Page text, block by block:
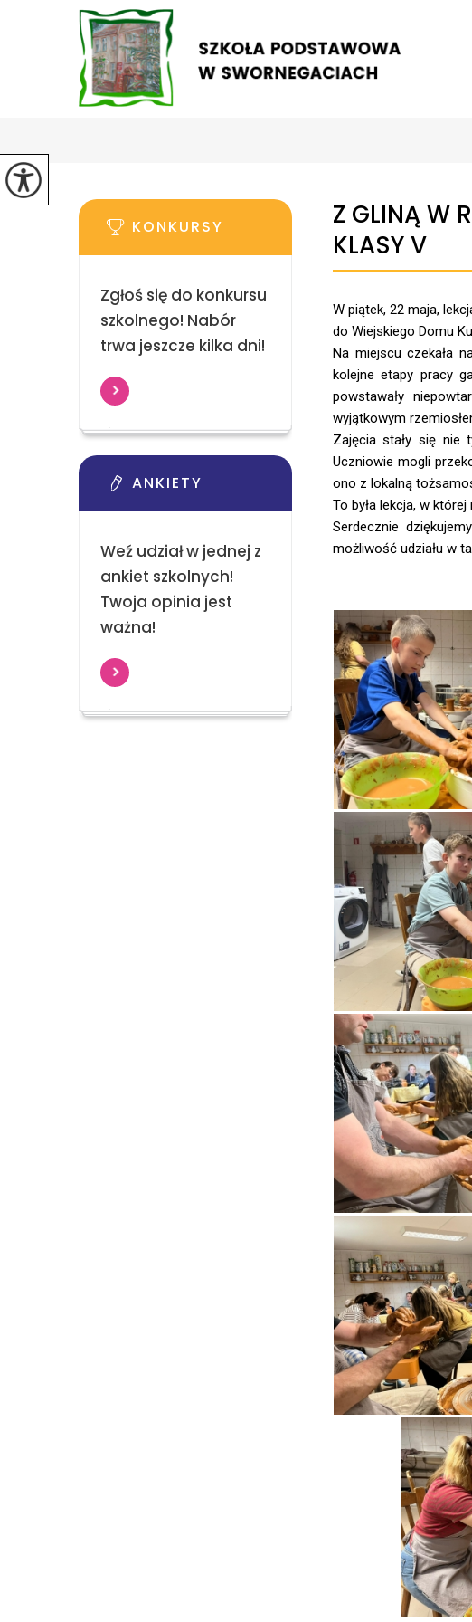
Z GLINĄ W
KLASY V
W piątek, 22 maja,
do Wiejskiego Domu
Na miejscu czekała
kolejne etapy pracy
powstawały
wyjątkowym
Zajęcia stały się nie
Uczniowie mogli
ono z lokalną
To była lekcja, w
Serdecznie
możliwość udziału w
KONKURSY
Zgłoś się do konkursu
szkolnego! Nabór
trwa jeszcze kilka dni!
ANKIETY
Weź udział w jednej z
ankiet szkolnych!
Twoja opinia jest
ważna!